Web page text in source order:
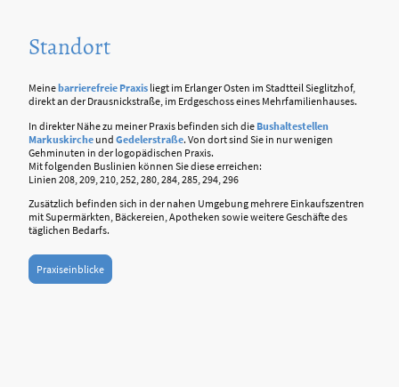
Standort
Meinebarrierefreie Praxis liegt im Erlanger Osten im Stadtteil Sieglitzhof,
direkt an der Drausnickstraße, im Erdgeschoss eines Mehrfamilienhauses.
In direkter Nähe zu meiner Praxis befinden sich die Bushaltestellen
Markuskirche und Gedelerstraße. Von dort sind Sie in nur wenigen
Gehminuten in der logopädischen Praxis.
Mit folgenden Buslinien können Sie diese erreichen:
Linien 208, 209, 210, 252, 280, 284, 285, 294, 296
Zusätzlich befinden sich in der nahen Umgebung mehrere Einkaufszentren
mit Supermärkten, Bäckereien, Apotheken sowie weitere Geschäfte des
täglichen Bedarfs.
Praxiseinblicke